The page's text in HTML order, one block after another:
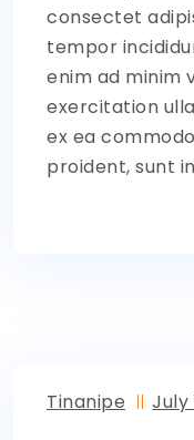
consectet
tempor
enim ad minim
exercitation
ex ea
proident, sunt
Tinanipe July